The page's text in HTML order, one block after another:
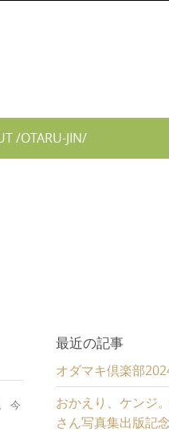
/OTARU-JIN/
今
最近の記事
オダマキ倶楽部
おかえり、ケンジ
さん写真集出版記